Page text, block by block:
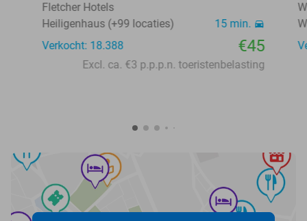
Fletcher Hotels
Heiligenhaus (+99 locaties)
15 min.
Verkocht: 18.388
€45
Excl. ca. €3 p.p.p.n. toeristenbelasting